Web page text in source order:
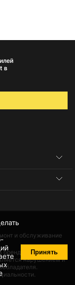
Принять
в
и обслуживание
бренда происходит
нарушением и